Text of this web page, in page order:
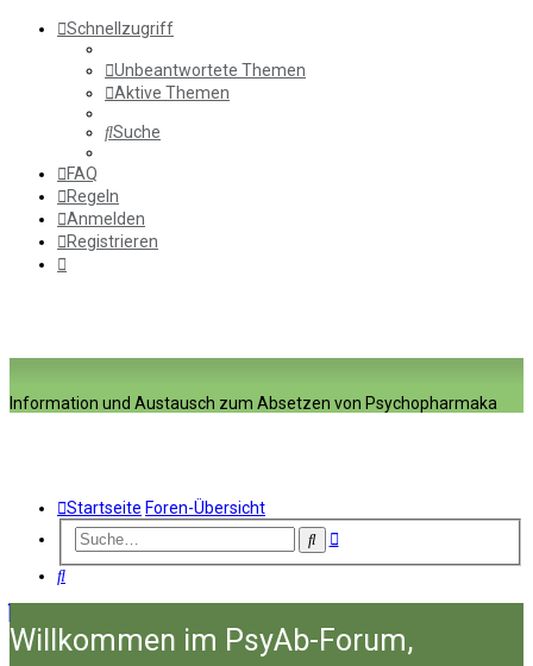
Schnellzugriff
Unbeantwortete Themen
Aktive Themen
Suche
FAQ
Regeln
Anmelden
Registrieren
Information und Austausch zum Absetzen von Psychopharmaka
Startseite Foren-Übersicht
SucheErweiterte
Suche
Willkommen im PsyAb-Forum,